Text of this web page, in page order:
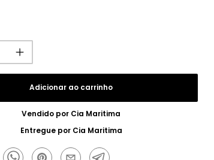
Adicionar ao carrinho
Vendido por Cia Maritima
Entregue por Cia Maritima